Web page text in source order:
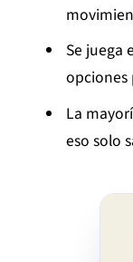
Se juega
opciones
La
eso solo